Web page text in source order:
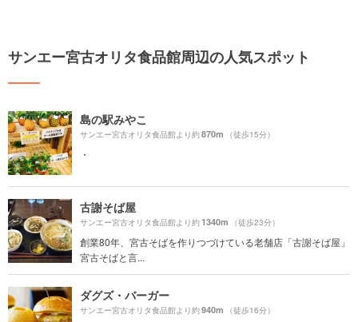
サンエー宮古オリタ食品館周辺の人気スポット
島の駅みやこ
サンエー宮古オリタ食品館より約870m （徒歩15分）
・
古謝そば屋
サンエー宮古オリタ食品館より約1340m （徒歩23分）
創業80年、宮古そばを作りつづけている老舗店「古謝そば屋」
宮古そばと言...
ダグズ・バーガー
サンエー宮古オリタ食品館より約940m （徒歩16分）